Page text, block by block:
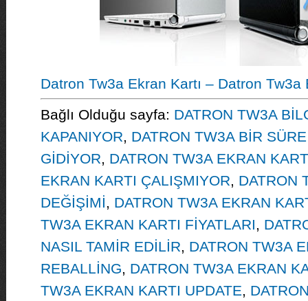
Datron Tw3a Ekran Kartı – Datron Tw3a
Bağlı Olduğu sayfa: DATRON TW3A
KAPANIYOR, DATRON TW3A BİR
GİDİYOR, DATRON TW3A EKRAN
EKRAN KARTI ÇALIŞMIYOR, DATRON
DEĞİŞİMİ, DATRON TW3A EKRAN
TW3A EKRAN KARTI FİYATLARI,
NASIL TAMİR EDİLİR, DATRON TW3A
REBALLİNG, DATRON TW3A EKRAN
TW3A EKRAN KARTI UPDATE,